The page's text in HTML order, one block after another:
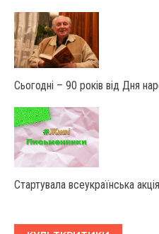
Сьогодні – 90 років від Дня
Стартувала всеукраїнська